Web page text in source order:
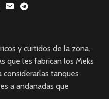
y curtidos de la zona.
que les fabrican los Meks
tanques
a andanadas que